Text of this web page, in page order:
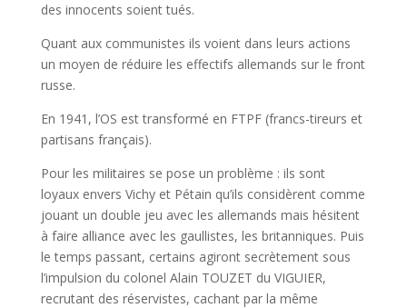
des innocents soient tués.
Quant aux communistes ils voient dans leurs actions
un moyen de réduire les effectifs allemands sur le front
russe.
En 1941, l’OS est transformé en FTPF (francs-tireurs et
partisans français).
Pour les militaires se pose un problème : ils sont
loyaux envers Vichy et Pétain qu’ils considèrent comme
jouant un double jeu avec les allemands mais hésitent
à faire alliance avec les gaullistes, les britanniques. Puis
le temps passant, certains agiront secrètement sous
l’impulsion du colonel Alain TOUZET du VIGUIER,
recrutant des réservistes, cachant par la même